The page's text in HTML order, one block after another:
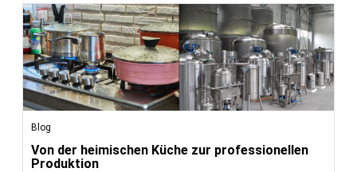
Blog
Von der heimischen Küche zur professionellen
Produktion